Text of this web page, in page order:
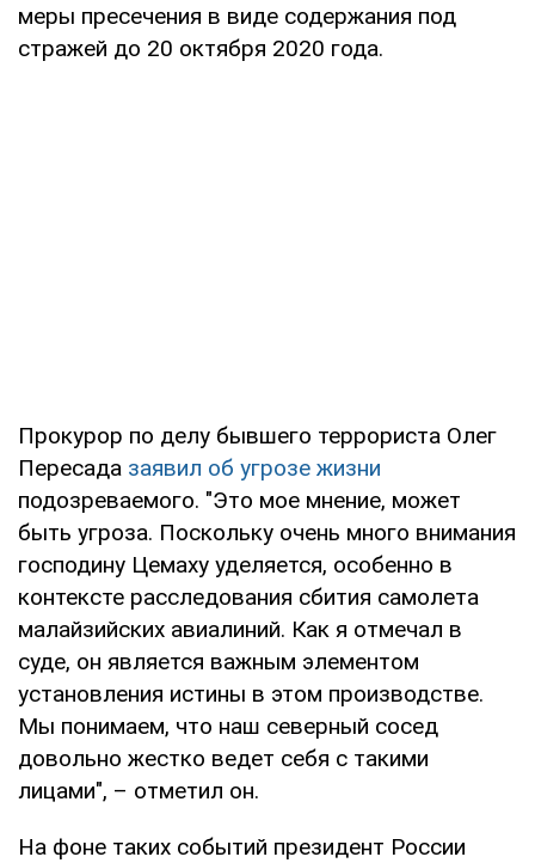
меры пресечения в виде содержания под
стражей до 20 октября 2020 года.
Прокурор по делу бывшего террориста Олег
Пересада заявил об угрозе жизни
подозреваемого. "Это мое мнение, может
быть угроза. Поскольку очень много внимания
господину Цемаху уделяется, особенно в
контексте расследования сбития самолета
малайзийских авиалиний. Как я отмечал в
суде, он является важным элементом
установления истины в этом производстве.
Мы понимаем, что наш северный сосед
довольно жестко ведет себя с такими
лицами", – отметил он.
На фоне таких событий президент России